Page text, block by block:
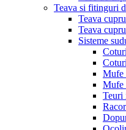
Teava si fitinguri
Teava
Teava
Sisteme
Mufe
Mufe
Teuri